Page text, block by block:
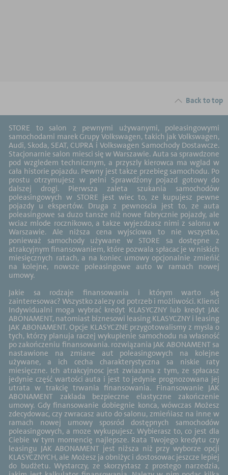
Back to top
STORE to salon z pewnymi używanymi, poleasingowymi
samochodami marek Grupy Volkswagen, takich jak Volkswagen,
Audi, Skoda, SEAT, CUPRA i Volkswagen Samochody Dostawcze.
Stacjonarnie salon miesci się w Warszawie. Auta sa sprawdzone
pod wzgledem technicznym, a przyszly kierowca ma wglad w
cała historie pojazdu. Pewny jest takze przebieg samochodu. Po
prostu otrzymujesz w pelni Sprawdźony pojazd gotowy do
dalszej drogi. Pierwsza zaleta szukania samochodów
poleasingowych w STORE jest wiec to, ze kupujesz pewne
pojazdy u ekspertów. Druga z pewnoscia jest to, ze auta
poleasingowe sa duzo tansze niż nowe fabrycznie pojazdy, ale
wciaz mlode rocznikowo, a takze wyjezdzasz nimi z salonu w
Warszawie. Ale niższa cena wyjsciowa to nie wszystko,
ponieważ samochody używane w STORE sa dostępne z
atrakcyjnym finansowaniem, które pozwala spłacac je w niskich
miesięcznych ratach, a na koniec umowy opcjonalnie zmieńić
na kolejne, nowsze poleasingowe auto w ramach nowej
umowy.
Jakie sa rodzaje finansowania i którym warto się
zainteresowac? Wszystko zalezy od potrzeb i możliwości. Klienci
Indywidualni moga wybrać kredyt KLASYCZNY lub kredyt JAK
ABONAMENT, natomiast biznesowi leasing KLASYCZNY i leasing
JAK ABONAMENT. Opcje KLASYCZNE przygotowalismy z mysla o
tych, którzy planuja raczej wykupienie samochodu na własność
po zakończeniu finansowania. rozwiązania JAK ABONAMENT sa
nastawione na zmiane aut poleasingowych na kolejne
używane, a ich cecha charakterystyczna sa niskie raty
miesięczne. Ich atrakcyjnosc jest zwiazana z tym, ze spłacasz
jedynie część wartości auta i jest to jedynie prognozowana jej
utrata w trakcię trwania finansowania. Finansowanie JAK
ABONAMENT zaklada bezpieczne elastyczne zakończenie
umowy. Gdy finansowanie dobiegnie konca, wówczas Możesz
zdecydowac, czy zwracasz auto do salonu, zmieńiasz na inne w
ramach nowej umowy sposród dostępnych samochodów
poleasingowych, a moze wykupujesz. Wybierasz to, co jest dla
Ciebie w tym momencię najlepsze. Rata Twojego kredytu czy
leasingu JAK ABONAMENT jest niższa niż przy wyborze opcji
KLASYCZNYCH, ale Możesz ja obniżyc i dostosowac jeszcze lepiej
do budżetu. Wystarczy, ze skorzystasz z prostego narzedzia,